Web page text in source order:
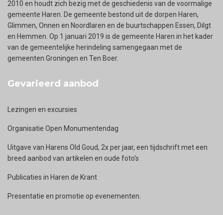
2010 en houdt zich bezig met de geschiedenis van de voormalige
gemeente Haren. De gemeente bestond uit de dorpen Haren,
Glimmen, Onnen en Noordlaren en de buurtschappen Essen, Dilgt
en Hemmen. Op 1 januari 2019 is de gemeente Haren in het kader
van de gemeentelijke herindeling samengegaan met de
gemeenten Groningen en Ten Boer.
Gevarieerd aanbod
Lezingen en excursies
Organisatie Open Monumentendag
Uitgave van Harens Old Goud, 2x per jaar, een tijdschrift met een
breed aanbod van artikelen en oude foto's
Publicaties in Haren de Krant
Presentatie en promotie op evenementen.